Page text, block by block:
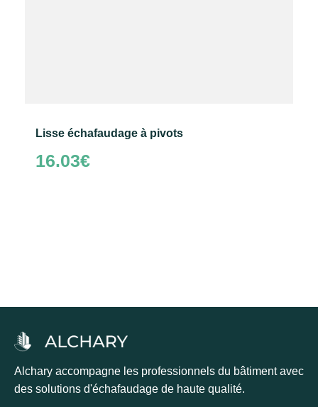
Lisse échafaudage à pivots
16.03€
Alchary accompagne les professionnels du bâtiment avec
des solutions d'échafaudage de haute qualité.